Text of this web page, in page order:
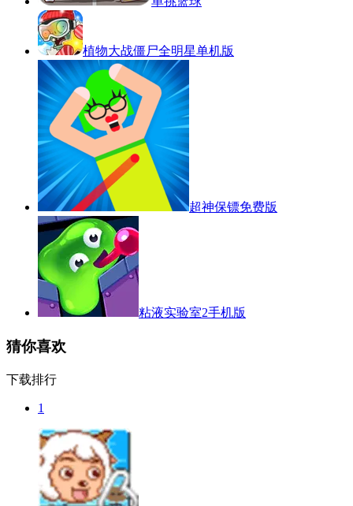
植物大战僵尸全明星单机版
超神保镖免费版
粘液实验室2手机版
猜你喜欢
下载排行
1